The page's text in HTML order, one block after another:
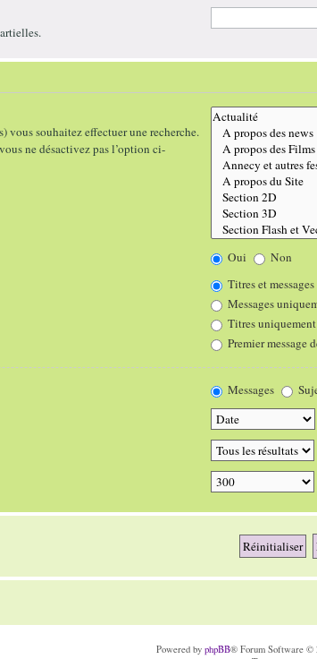
vous souhaitez effectuer une recherche.
ne désactivez pas l’option ci-
Oui Non
Titres et messages
Messages
Titres uniquement
Premier message
Messages
Powered by phpBB® Forum Software ©